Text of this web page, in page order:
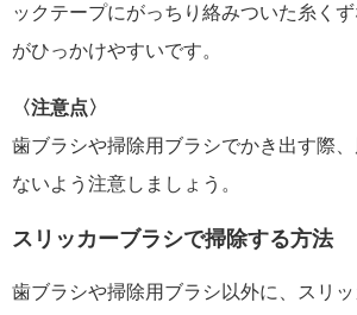
ックテープにがっちり絡みついた糸く
がひっかけやすいです。
〈注意点〉
歯ブラシや掃除用ブラシでかき出す際
ないよう注意しましょう。
スリッカーブラシで掃除する方法
歯ブラシや掃除用ブラシ以外に、スリ